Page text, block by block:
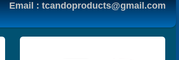
Email : tcandoproducts@gmail.com